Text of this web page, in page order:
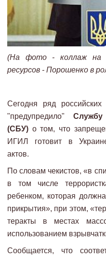
(На фото - коллаж на
ресурсов - Порошенко в
Сегодня ряд
"предупредило" Службу
(СБУ) о том, что
ИГИЛ готовит в
актов.
По словам чекистов, «в
в том числе
ребенком, которая
прикрытия», при этом,
теракты в местах
использованием
Сообщается, что